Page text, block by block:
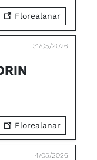
Florealanar
31/05/2026
Florealanar
4/05/2026